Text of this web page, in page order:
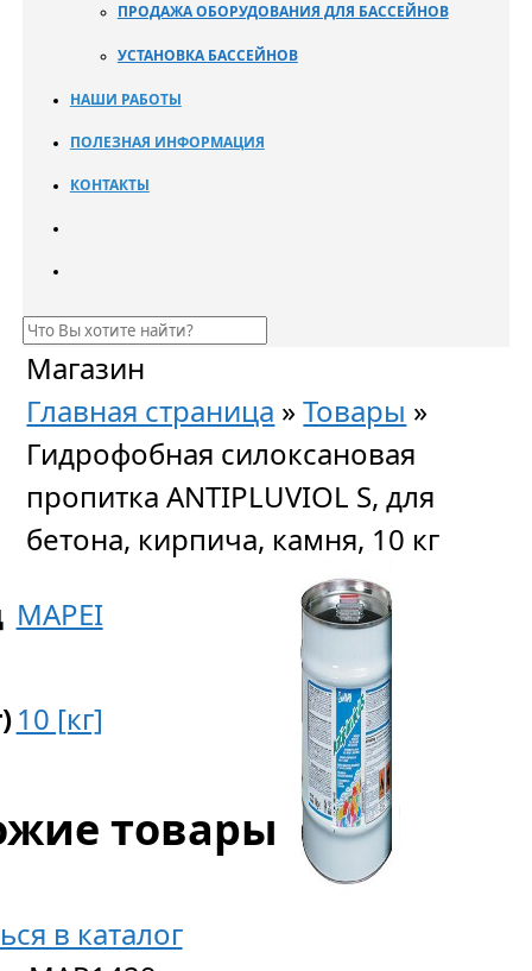
ПРОДАЖА ОБОРУДОВАНИЯ ДЛЯ БАССЕЙНОВ
УСТАНОВКА БАССЕЙНОВ
НАШИ РАБОТЫ
ПОЛЕЗНАЯ ИНФОРМАЦИЯ
КОНТАКТЫ
Магазин
Главная страница »Товары »
Гидрофобная силоксановая
пропитка ANTIPLUVIOL S, для
бетона, кирпича, камня, 10 кг
в каталог
MAPEI
10 [кг]
товары